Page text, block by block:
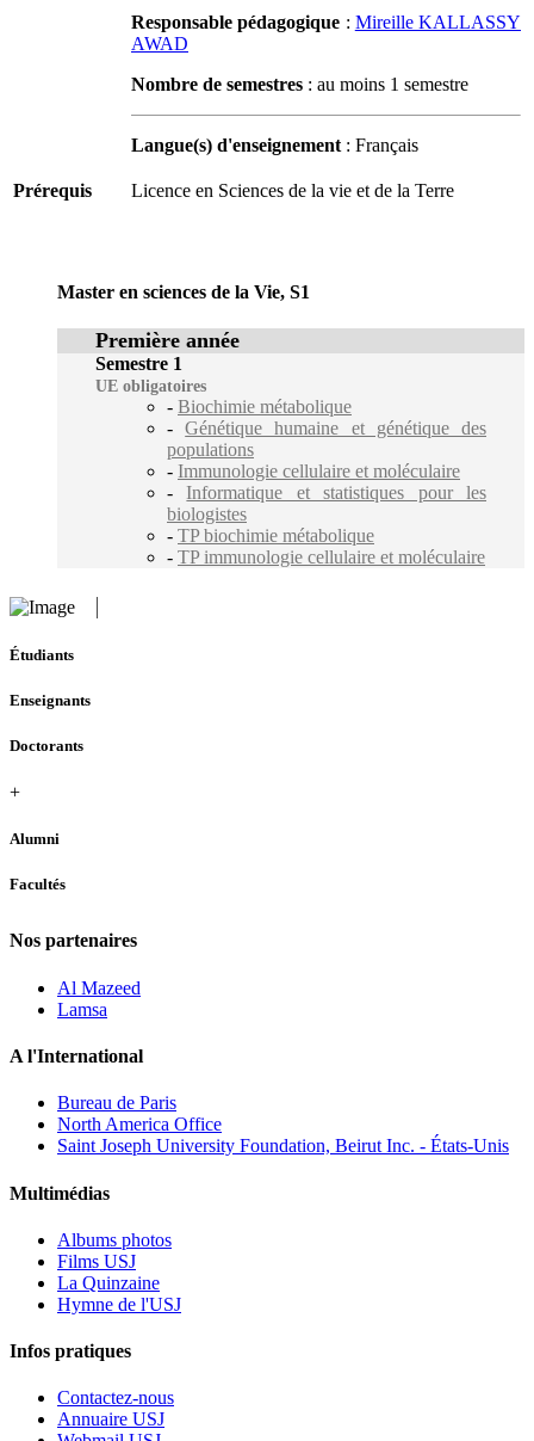
Responsable pédagogique : Mireille KALLASSY
AWAD
Nombre de semestres : au moins 1 semestre
Langue(s) d'enseignement: Français
Prérequis Licence en Sciences de la vie et de la Terre
Master en sciences de la Vie, S1
Première année
Semestre 1
UE obligatoires
- Biochimie métabolique
-Génétique humaine et génétique des
populations
- Immunologie cellulaire et moléculaire
-Informatique et statistiques pour les
biologistes
- TP biochimie métabolique
- TP immunologie cellulaire et moléculaire
Étudiants
Enseignants
Doctorants
+
Alumni
Facultés
Nos partenaires
Al Mazeed
Lamsa
A l'International
Bureau de Paris
North America Office
Saint Joseph University Foundation, Beirut Inc. - États-Unis
Multimédias
Albums photos
Films USJ
La Quinzaine
Hymne de l'USJ
Infos pratiques
Contactez-nous
Annuaire USJ